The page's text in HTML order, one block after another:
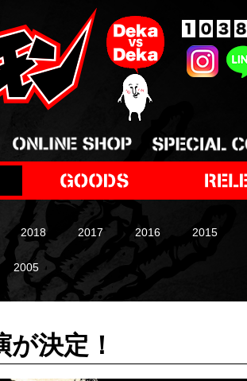
2018 2017 2016 2015
2005
決定！